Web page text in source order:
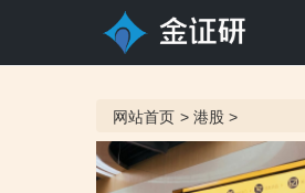
网站首页 > 港股 >